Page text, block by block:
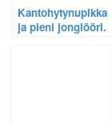
Kantohytynupikka
ja pieni jonglööri.